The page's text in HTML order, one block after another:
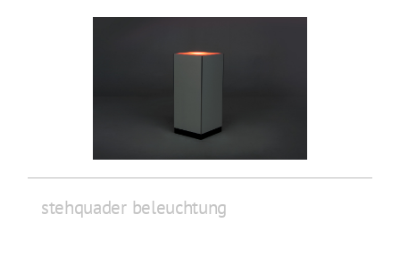
stehquader beleuchtung